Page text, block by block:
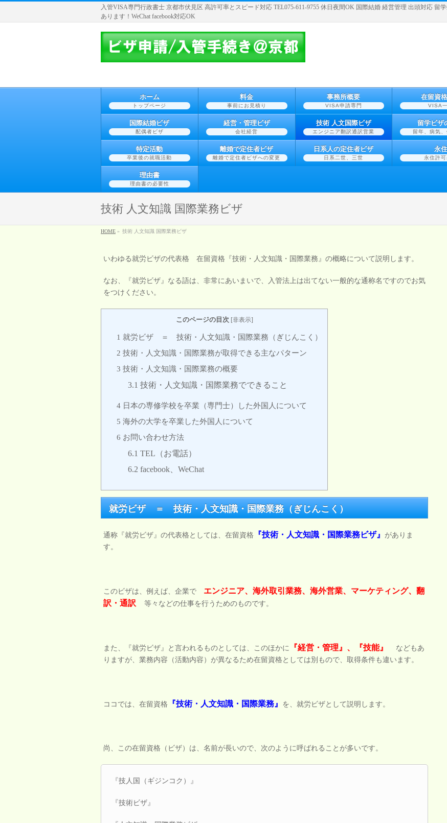
入管VISA専門行政書士 京都市伏見区 高許可率とスピード対応 TEL075-611-9755 休日夜間OK 国際結婚 経営管理 出頭対応 留
あります！WeChat facebook対応OK
ホーム
トップページ
料金
事前にお見積り
事務所概要
VISA申請専門
在留資
VISA
国際結婚ビザ
配偶者ビザ
経営・管理ビザ
会社経営
技術 人文国際ビザ
エンジニア翻訳通訳営業
留学ビザ
留年、病気
特定活動
卒業後の就職活動
離婚で定住者ビザ
離婚で定住者ビザへの変更
日系人の定住者ビザ
日系二世、三世
永住
永住許
理由書
理由書の必要性
技術 人文知識 国際業務ビザ
HOME » 技術 人文知識 国際業務ビザ
いわゆる就労ビザの代表格 在留資格『技術・人文知識・国際業務』の概略について説明します。
なお、『就労ビザ』なる語は、非常にあいまいで、入管法上は出てない一般的な通称名ですのでお気
をつけください。
このページの目次 [非表示]
1 就労ビザ ＝ 技術・人文知識・国際業務（ぎじんこく）
2 技術・人文知識・国際業務が取得できる主なパターン
3 技術・人文知識・国際業務の概要
3.1 技術・人文知識・国際業務でできること
4 日本の専修学校を卒業（専門士）した外国人について
5 海外の大学を卒業した外国人について
6 お問い合わせ方法
6.1 TEL（お電話）
6.2 facebook、WeChat
就労ビザ ＝ 技術・人文知識・国際業務（ぎじんこく）
通称『就労ビザ』の代表格としては、在留資格 『技術・人文知識・国際業務ビザ』
がありま
す。
このビザは、例えば、企業で エンジニア、海外取引業務、海外営業、マーケティング、翻
訳・通訳
等々などの仕事を行うためのものです。
また、『就労ビザ』と言われるものとしては、このほかに 『経営・管理』、『技能』
などもあ
りますが、業務内容（活動内容）が異なるため在留資格としては別もので、取得条件も違います。
ココでは、在留資格 『技術・人文知識・国際業務』 を、就労ビザとして説明します。
尚、この在留資格（ビザ）は、名前が長いので、次のように呼ばれることが多いです。
『技人国（ギジンコク）』
『技術ビザ』